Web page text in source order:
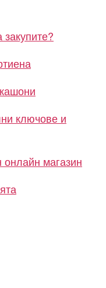
ключове и
онлайн магазин